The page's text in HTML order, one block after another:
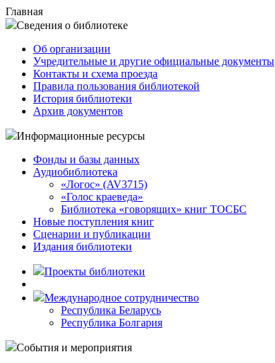
Главная
Сведения о библиотеке
Об организации
Учредительные и другие официальные документы
Контакты и схема проезда
Правила пользования библиотекой
История библиотеки
Архив документов
Информационные ресурсы
Фонды и базы данных
Аудиобиблиотека
«Логос» (AV3715)
«Голос краеведа»
Библиотека «говорящих» книг ТОСБС
Новые поступления книг
Сценарии и публикации
Издания библиотеки
Проекты библиотеки
Международное сотрудничество
Республика Беларусь
Республика Болгария
События и мероприятия